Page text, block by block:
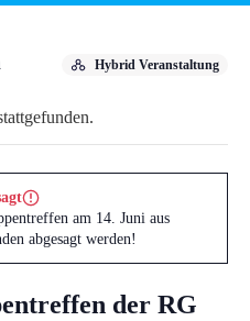
Hybrid Veranstaltung
am 14. Juni aus
abgesagt werden!
der RG